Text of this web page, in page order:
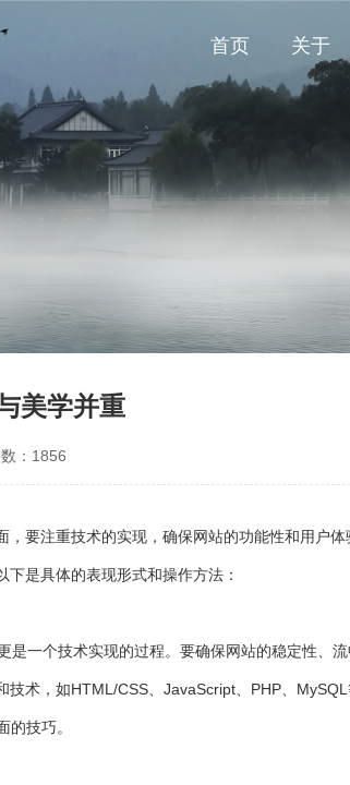
首页 关于
美学并重
：1856
要注重技术的实现，确保网站的功能性和用户
是具体的表现形式和操作方法：
是一个技术实现的过程。要确保网站的稳定性、
术，如HTML/CSS、JavaScript、PHP、
技巧。